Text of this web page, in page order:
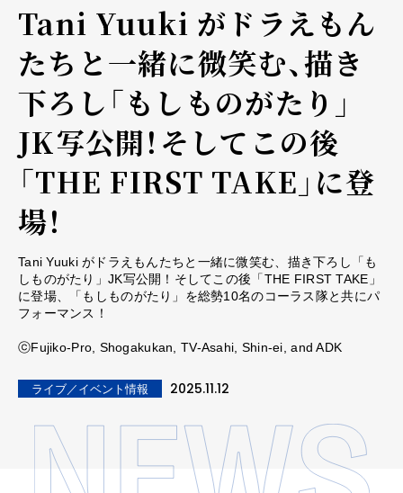
Tani Yuuki がドラえもん
たちと一緒に微笑む、描き
下ろし「もしものがたり」
JK写公開！そしてこの後
「THE FIRST TAKE」に登
場！
Tani Yuuki がドラえもんたちと一緒に微笑む、描き下ろし「も
しものがたり」JK写公開！そしてこの後「THE FIRST TAKE」
に登場、「もしものがたり」を総勢10名のコーラス隊と共にパ
フォーマンス！
ⓒFujiko-Pro, Shogakukan, TV-Asahi, Shin-ei, and ADK
ライブ／イベント情報 2025.11.12